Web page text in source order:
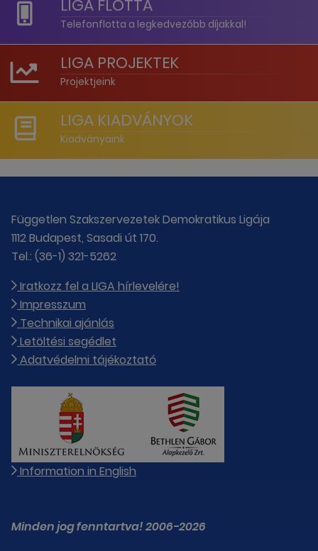
LIGA FLOTTA
Telefonflotta a legkedvezőbb díjakkal!
LIGA PROJEKTEK
Projektjeink
LIGA KIADVÁNYOK
Kiadványaink
Független Szakszervezetek Demokratikus Ligája
1112 Budapest, Sasadi út 170.
Tel.: (36-1) 321-5262
Iratkozz fel a LIGA hírlevelére!
Impresszum
Technikai ajánlás
Letöltési segédlet
Adatvédelmi tájékoztató
Information in English
Minden jog fenntartva! 2006-2026